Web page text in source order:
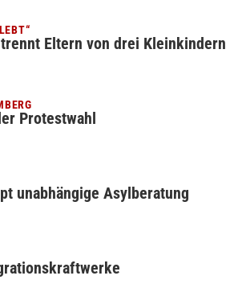
Eltern von drei Kleinkindern
Protestwahl
unabhängige Asylberatung